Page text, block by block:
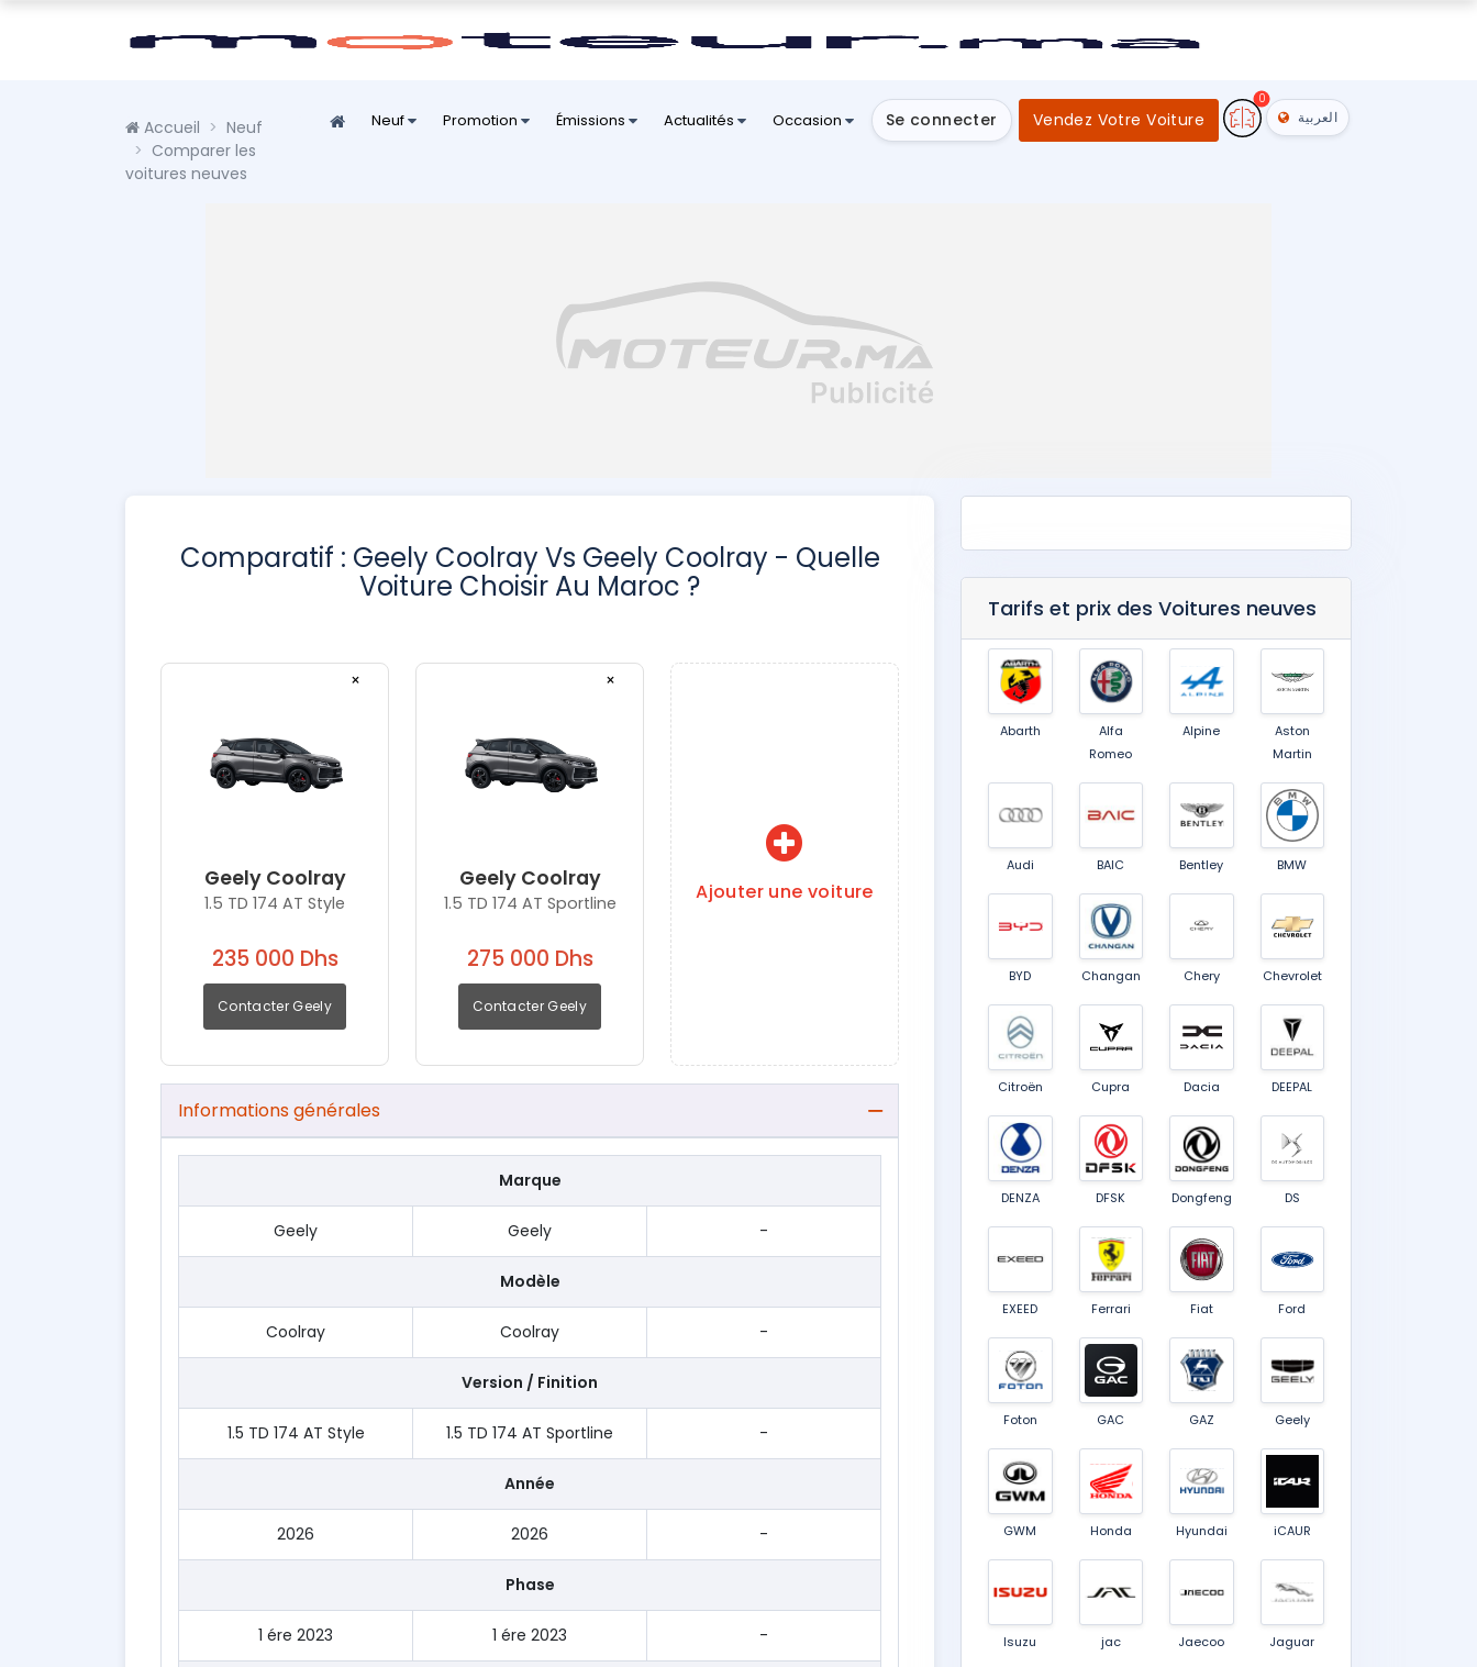
Neuf Promotion Émissions Actualités Occasion Se connecter Vendez Votre Voiture
0
العربية Accueil
Neuf
Comparer les
voitures neuves
Comparatif : Geely Coolray Vs Geely Coolray - Quelle
Voiture Choisir Au Maroc ?
×
Geely Coolray
1.5 TD 174 AT Style
235 000 Dhs
Contacter Geely
×
Geely Coolray
1.5 TD 174 AT Sportline
275 000 Dhs
Contacter Geely
Ajouter une voiture
Informations générales
Marque
Geely Geely -
Modèle
Coolray Coolray -
Version / Finition
1.5 TD 174 AT Style 1.5 TD 174 AT Sportline -
Année
2026 2026 -
Phase
1 ére 2023 1 ére 2023 -
Tarifs et prix des Voitures neuves
Abarth
Alfa
Romeo
Alpine
Aston
Martin
Audi BAIC Bentley BMW
BYD Changan Chery Chevrolet
Citroën Cupra Dacia DEEPAL
DENZA DFSK Dongfeng DS
EXEED Ferrari Fiat Ford
Foton GAC GAZ Geely
GWM Honda Hyundai iCAUR
Isuzu jac Jaecoo Jaguar